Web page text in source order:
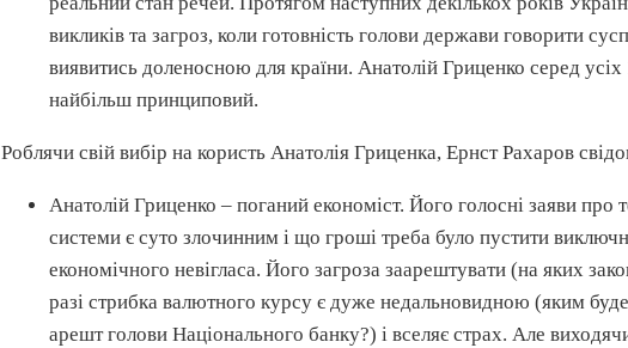
викликів та загроз, коли готовність голови держави говорити
виявитись доленосною для країни. АнатолійГриценко серед
найбільш принциповий.
Роблячи свій вибір на користь АнатоліяГриценка, ЕрнстРахаров
АнатолійГриценко – поганий економіст. Його голосні заяви
системи є суто злочинним і що гроші треба було пустити
економічного невігласа. Його загроза заарештувати (на яких
разі стрибка валютного курсу є дуже недальновидною (яким
арешт головиНаціонального банку?) і вселяє страх. Але